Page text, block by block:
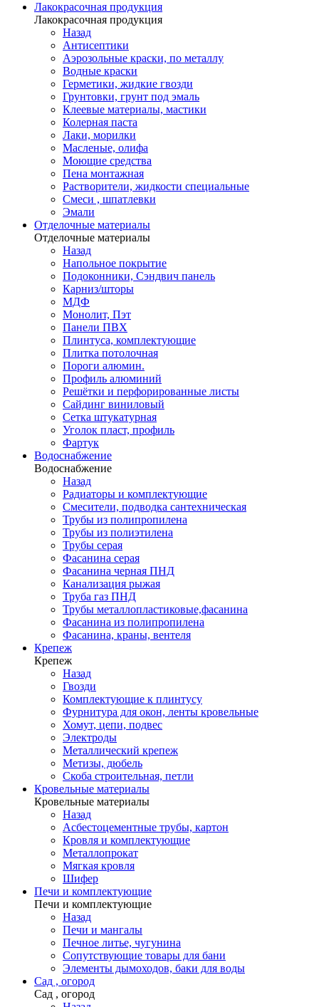
Лакокрасочная продукция
Лакокрасочная продукция
Назад
Антисептики
Аэрозольные краски, по металлу
Водные краски
Герметики, жидкие гвозди
Грунтовки, грунт под эмаль
Клеевые материалы, мастики
Колерная паста
Лаки, морилки
Масленые, олифа
Моющие средства
Пена монтажная
Растворители, жидкости специальные
Смеси , шпатлевки
Эмали
Отделочные материалы
Отделочные материалы
Назад
Напольное покрытие
Подоконники, Сэндвич панель
Карниз/шторы
МДФ
Монолит, Пэт
Панели ПВХ
Плинтуса, комплектующие
Плитка потолочная
Пороги алюмин.
Профиль алюминий
Решётки и перфорированные листы
Сайдинг виниловый
Сетка штукатурная
Уголок пласт, профиль
Фартук
Водоснабжение
Водоснабжение
Назад
Радиаторы и комплектующие
Смесители, подводка сантехническая
Трубы из полипропилена
Трубы из полиэтилена
Трубы серая
Фасанина серая
Фасанина черная ПНД
Канализация рыжая
Труба газ ПНД
Трубы металлопластиковые,фасанина
Фасанина из полипропилена
Фасанина, краны, вентеля
Крепеж
Крепеж
Назад
Гвозди
Комплектующие к плинтусу
Фурнитура для окон, ленты кровельные
Хомут, цепи, подвес
Электроды
Металлический крепеж
Метизы, дюбель
Скоба строительная, петли
Кровельные материалы
Кровельные материалы
Назад
Асбестоцементные трубы, картон
Кровля и комплектующие
Металлопрокат
Мягкая кровля
Шифер
Печи и комплектующие
Печи и комплектующие
Назад
Печи и мангалы
Печное литье, чугунина
Сопутствующие товары для бани
Элементы дымоходов, баки для воды
Сад , огород
Сад , огород